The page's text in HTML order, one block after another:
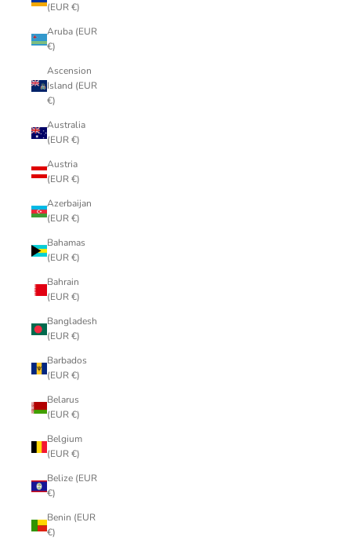
(EUR €)
Aruba (EUR
€)
Ascension
Island (EUR
€)
Australia
(EUR €)
Austria
(EUR €)
Azerbaijan
(EUR €)
Bahamas
(EUR €)
Bahrain
(EUR €)
Bangladesh
(EUR €)
Barbados
(EUR €)
Belarus
(EUR €)
Belgium
(EUR €)
Belize (EUR
€)
Benin (EUR
€)